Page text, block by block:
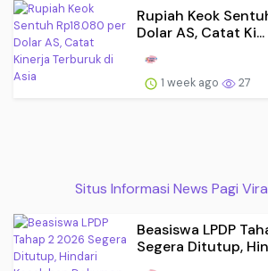
Rupiah Keok
Dolar AS, Catat Ki...
1 week ago 27
Situs Informasi News Pagi
Beasiswa LPDP
Segera Ditutup,